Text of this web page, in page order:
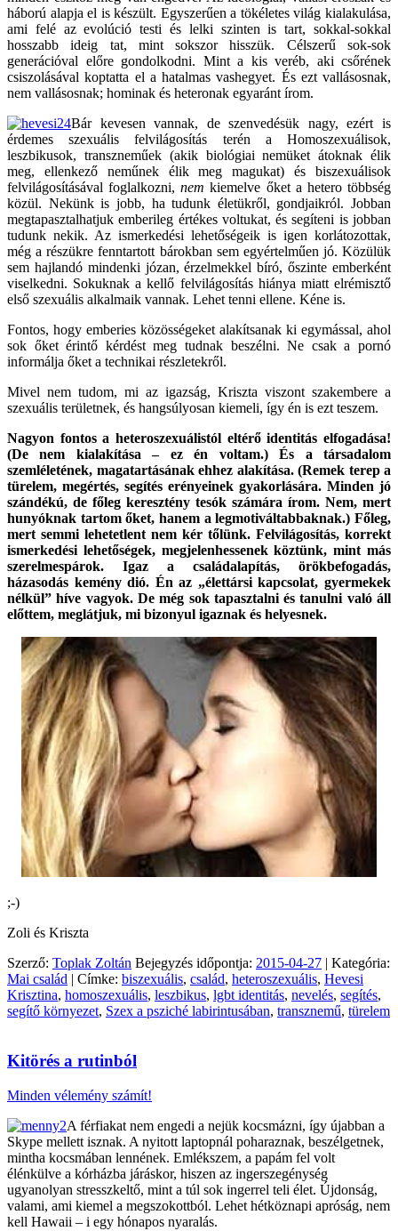
háború alapja el is készült. Egyszerűen a tökéletes világ kialakulása,
ami felé az evolúció testi és lelki szinten is tart, sokkal-sokkal
hosszabb ideig tat, mint sokszor hisszük. Célszerű sok-sok
generációval előre gondolkodni. Mint a kis veréb, aki csőrének
csiszolásával koptatta el a hatalmas vashegyet. És ezt vallásosnak,
nem vallásosnak; hominak és heteronak egyaránt írom.
Bár kevesen vannak, de szenvedésük nagy, ezért is
érdemes szexuális felvilágosítás terén a Homoszexuálisok,
leszbikusok, transzneműek (akik biológiai nemüket átoknak élik
meg, ellenkező neműnek élik meg magukat) és biszexuálisok
felvilágosításával foglalkozni,nem kiemelve őket a hetero többség
közül. Nekünk is jobb, ha tudunk életükről, gondjaikról. Jobban
megtapasztalhatjuk emberileg értékes voltukat, és segíteni is jobban
tudunk nekik. Az ismerkedési lehetőségeik is igen korlátozottak,
még a részükre fenntartott bárokban sem egyértelműen jó. Közülük
sem hajlandó mindenki józan, érzelmekkel bíró, őszinte emberként
viselkedni. Sokuknak a kellő felvilágosítás hiánya miatt elrémisztő
első szexuális alkalmaik vannak. Lehet tenni ellene. Kéne is.
Fontos, hogy emberies közösségeket alakítsanak ki egymással, ahol
sok őket érintő kérdést meg tudnak beszélni. Ne csak a pornó
informálja őket a technikai részletekről.
Mivel nem tudom, mi az igazság, Kriszta viszont szakembere a
szexuális területnek, és hangsúlyosan kiemeli, így én is ezt teszem.
Nagyon fontos a heteroszexuálistól eltérő identitás elfogadása!
(De nem kialakítása – ez én voltam.) És a társadalom
szemléletének, magatartásának ehhez alakítása. (Remek terep a
türelem, megértés, segítés erényeinek gyakorlására. Minden jó
szándékú, de főleg keresztény tesók számára írom. Nem, mert
hunyóknak tartom őket, hanem a legmotiváltabbaknak.) Főleg,
mert semmi lehetetlent nem kér tőlünk. Felvilágosítás, korrekt
ismerkedési lehetőségek, megjelenhessenek köztünk, mint más
szerelmespárok. Igaz a családalapítás, örökbefogadás,
házasodás kemény dió. Én az „élettársi kapcsolat, gyermekek
nélkül” híve vagyok. De még sok tapasztalni és tanulni való áll
előttem, meglátjuk, mi bizonyul igaznak és helyesnek.
;-)
Zoli és Kriszta
Szerző: Toplak Zoltán Bejegyzés időpontja: 2015-04-27 | Kategória:
Mai család | Címke: biszexuális, család, heteroszexuális, Hevesi
Krisztina, homoszexuális, leszbikus, lgbt identitás, nevelés, segítés,
segítő környezet, Szex a psziché labirintusában, transznemű, türelem
Kitörés a rutinból
Minden vélemény számít!
A férfiakat nem engedi a nejük kocsmázni, így újabban a
Skype mellett isznak. A nyitott laptopnál poharaznak, beszélgetnek,
mintha kocsmában lennének. Emlékszem, a papám fel volt
élénkülve a kórházba járáskor, hiszen az ingerszegénység
ugyanolyan stresszkeltő, mint a túl sok ingerrel teli élet. Újdonság,
valami, ami kiemel a megszokottból. Lehet hétköznapi apróság, nem
kell Hawaii – i egy hónapos nyaralás.